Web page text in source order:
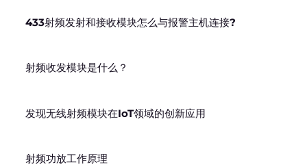
433射频发射和接收模块怎么与报警主机连接?
射频收发模块是什么？
发现无线射频模块在IoT领域的创新应用
射频功放工作原理